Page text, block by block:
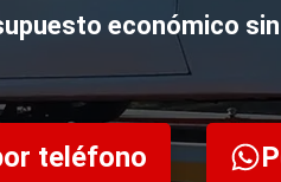
económico
teléfono